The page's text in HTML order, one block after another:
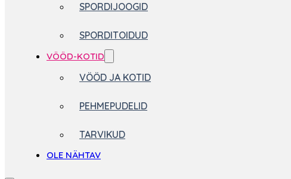
SPORDIJOOGID
SPORDITOIDUD
VÖÖD-KOTID
VÖÖD JA KOTID
PEHMEPUDELID
TARVIKUD
OLE NÄHTAV